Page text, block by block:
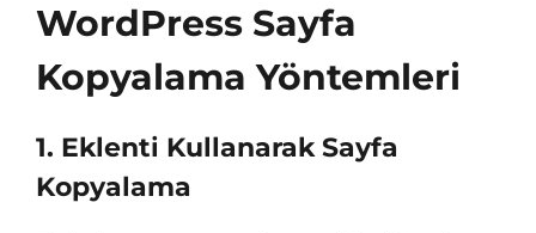
WordPress Sayfa
Kopyalama Yöntemleri
1. Eklenti Kullanarak Sayfa
Kopyalama